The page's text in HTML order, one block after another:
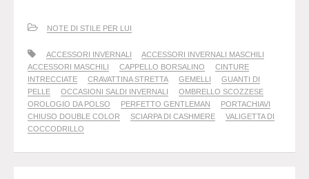
NOTE DI STILE PER LUI
ACCESSORI INVERNALI
ACCESSORI INVERNALI MASCHILI
ACCESSORI MASCHILI
CAPPELLO BORSALINO
CINTURE
INTRECCIATE
CRAVATTINA STRETTA GEMELLI
GUANTI DI
PELLE
OCCASIONI SALDI INVERNALI
OMBRELLO SCOZZESE
OROLOGIO DA POLSO
PERFETTO GENTLEMAN
PORTACHIAVI
CHIUSO DOUBLE COLOR
SCIARPA DI CASHMERE
VALIGETTA DI
COCCODRILLO